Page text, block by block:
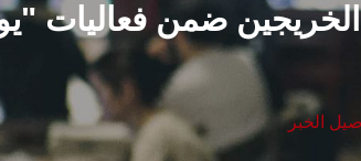
الخريجين ضمن فعاليات
الخبر